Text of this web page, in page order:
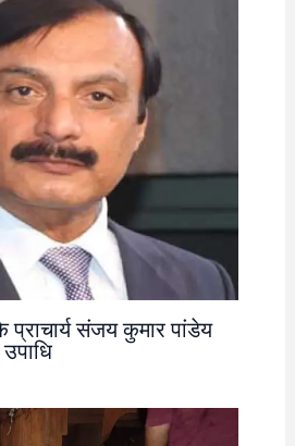
प्राचार्य संजय कुमार पांडेय